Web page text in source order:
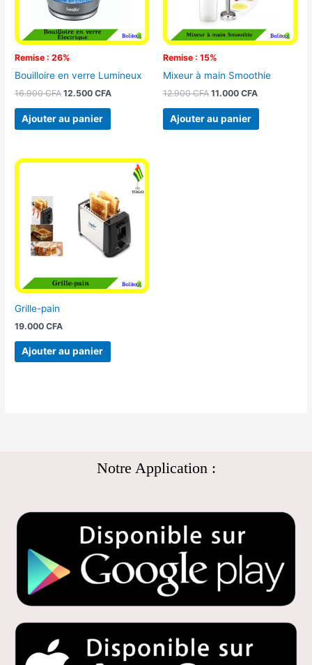
Remise : 26%
Bouilloire en verre Lumineux
16.900CFA 12.500CFA
Ajouter au panier
Remise : 15%
Mixeur à main Smoothie
12.900CFA 11.000 CFA
Ajouter au panier
Grille-pain
19.000CFA
Ajouter au panier
Notre Application :